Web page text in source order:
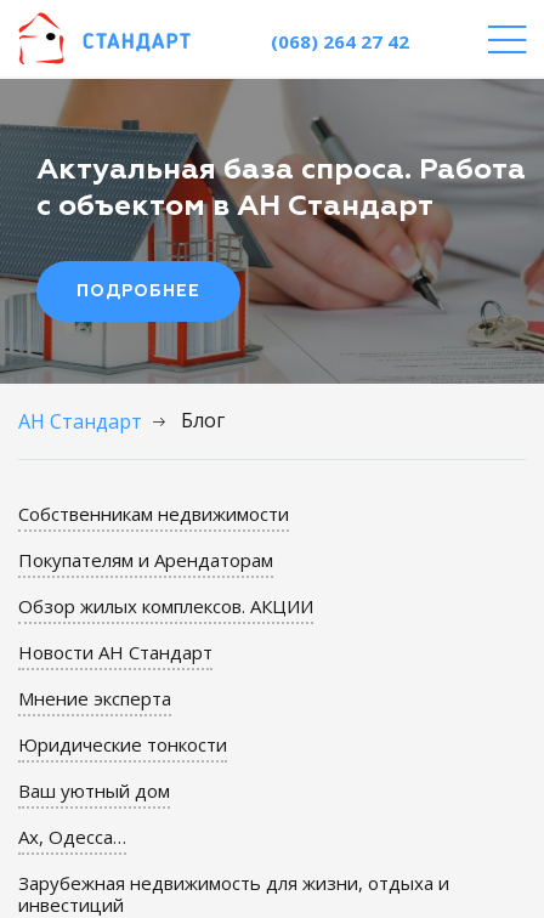
(068) 264 27 42
Актуальная база спроса. Работа
с объектом в АН Стандарт
ПОДРОБНЕЕ
АН Стандарт Блог
Собственникам недвижимости
Покупателям и Арендаторам
Обзор жилых комплексов. АКЦИИ
Новости АН Стандарт
Мнение эксперта
Юридические тонкости
Ваш уютный дом
Ах, Одесса…
Зарубежная недвижимость для жизни, отдыха и
инвестиций